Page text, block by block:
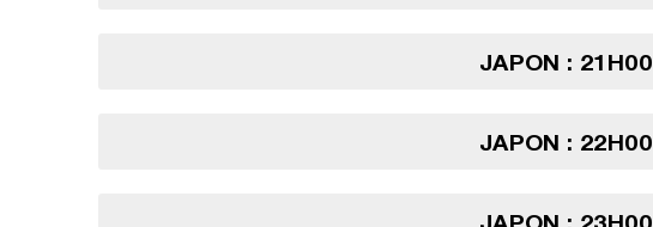
JAPON : 21H00
JAPON : 22H00